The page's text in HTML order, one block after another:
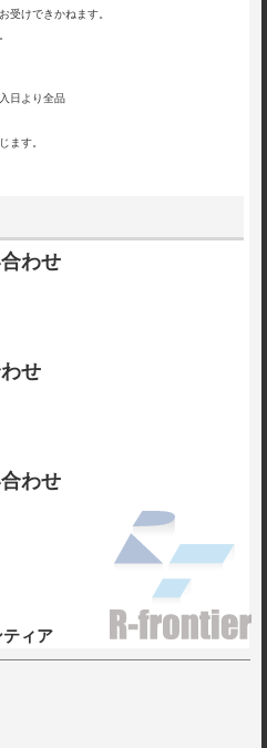
受けできかねます。
日より全品
ます。
わせ
せ
わせ
ィア